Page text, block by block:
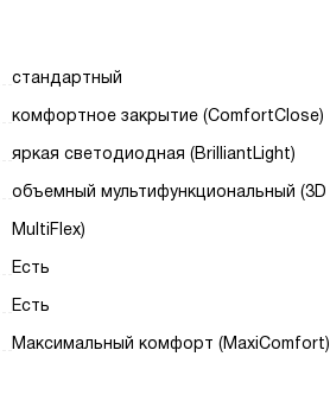
стандартный
комфортное закрытие (ComfortClose)
яркая светодиодная (BrilliantLight)
объемный мультифункциональный (3D
MultiFlex)
Есть
Есть
Максимальный комфорт (MaxiComfort)